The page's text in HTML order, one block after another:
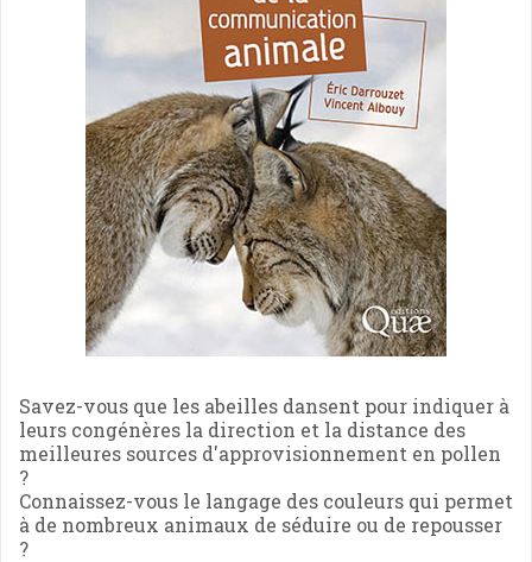
Savez-vous que les abeilles dansent pour indiquer à
leurs congénères la direction et la distance des
meilleures sources d'approvisionnement en pollen
?
Connaissez-vous le langage des couleurs qui permet
à de nombreux animaux de séduire ou de repousser
?